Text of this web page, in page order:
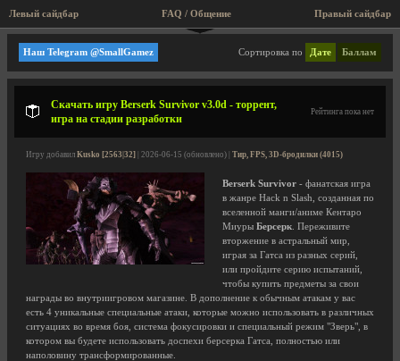
Левый сайдбар Правый сайдбар
FAQ / Общение
renzk
Сортировка по Дате Баллам
Наш Telegram @SmallGamez
Скачать игру Berserk Survivor v3.0d - торрент,
игра на стадии разработки
Рейтинга пока нет
Игру добавил Kusko [2563|32] | 2026-06-15 (обновлено) | Тир, FPS, 3D-бродилки (4015)
Berserk Survivor - фанатская игра
в жанре Hack n Slash, созданная по
вселенной манги/аниме Кентаро
Миуры Берсерк . Переживите
вторжение в астральный мир,
играя за Гатса из разных серий,
или пройдите серию испытаний,
чтобы купить предметы за свои
награды во внутриигровом магазине. В дополнение к обычным атакам у вас
есть 4 уникальные специальные атаки, которые можно использовать в различных
ситуациях во время боя, система фокусировки и специальный режим "Зверь", в
котором вы будете использовать доспехи берсерка Гатса, полностью или
наполовину трансформированные.